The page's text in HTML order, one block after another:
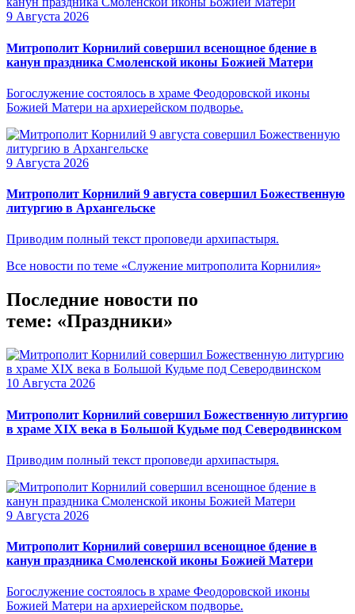
9 Августа 2026
Митрополит Корнилий совершил всенощное бдение в
канун праздника Смоленской иконы Божией Матери
Богослужение состоялось в храме Феодоровской иконы
Божией Матери на архиерейском подворье.
9 Августа 2026
Митрополит Корнилий 9 августа совершил Божественную
литургию в Архангельске
Приводим полный текст проповеди архипастыря.
Все новости по теме «Служение митрополита Корнилия»
Последние новости по
теме: «Праздники»
10 Августа 2026
Митрополит Корнилий совершил Божественную литургию
в храме XIX века в Большой Кудьме под Северодвинском
Приводим полный текст проповеди архипастыря.
9 Августа 2026
Митрополит Корнилий совершил всенощное бдение в
канун праздника Смоленской иконы Божией Матери
Богослужение состоялось в храме Феодоровской иконы
Божией Матери на архиерейском подворье.